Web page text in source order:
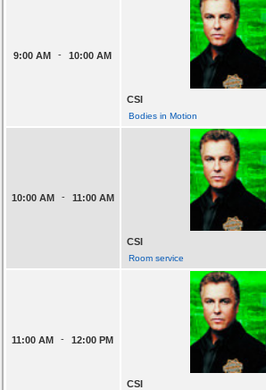
9:00 AM - 10:00 AM
CSI
Bodies in Motion
10:00 AM - 11:00 AM
CSI
Room service
11:00 AM - 12:00 PM
CSI